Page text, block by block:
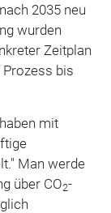
2035 neu
wurden
Zeitplan
bis
mit
Man werde
über CO2-